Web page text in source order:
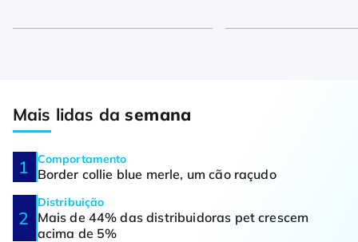
Mais lidas dasemana
Comportamento
Border collie blue merle, um cão raçudo
Distribuição
Mais de 44% das distribuidoras pet crescem
acima de 5%